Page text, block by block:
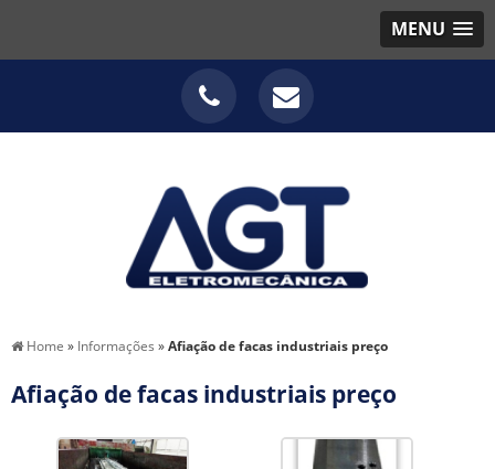
MENU
Home » Informações »Afiação de facas industriais preço
Afiação de facas industriais preço